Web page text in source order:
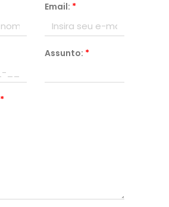
Email: *
Assunto: *
*